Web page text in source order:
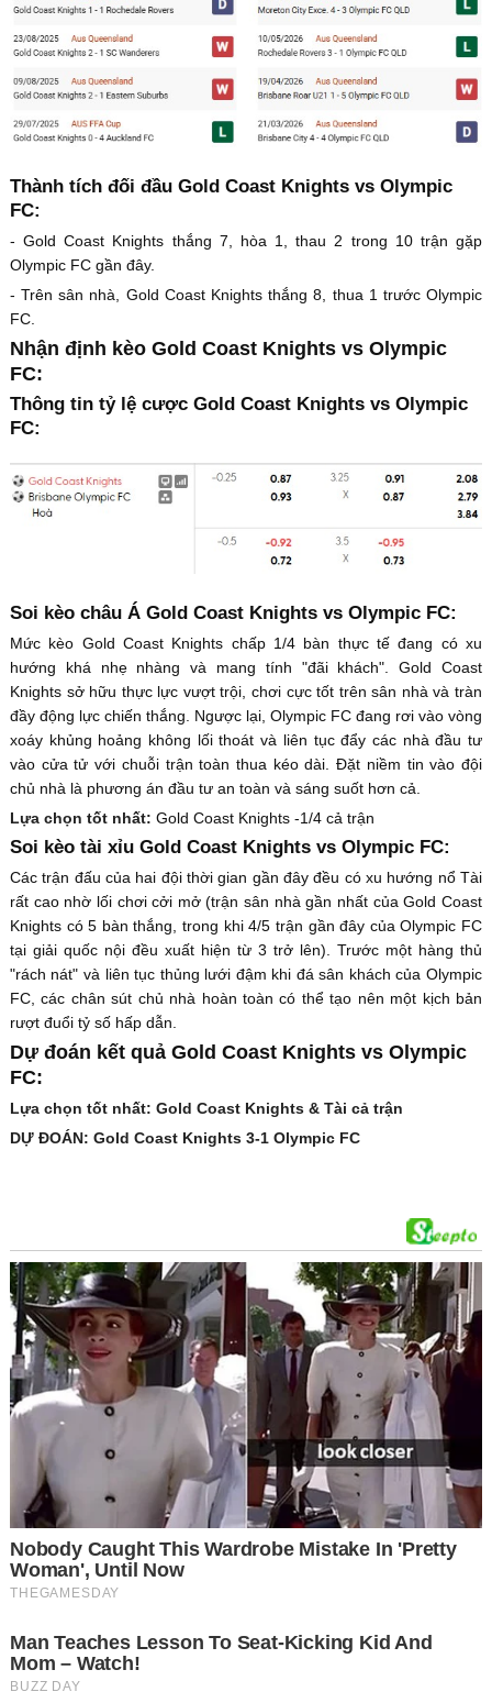
Thành tích đối đầu Gold Coast Knights vs Olympic
FC:
- Gold Coast Knights thắng 7, hòa 1, thau 2 trong 10 trận gặp
Olympic FC gần đây.
- Trên sân nhà, Gold Coast Knights thắng 8, thua 1 trước Olympic
FC.
Nhận định kèo Gold Coast Knights vs Olympic
FC:
Thông tin tỷ lệ cược Gold Coast Knights vs Olympic
FC:
Soi kèo châu Á Gold Coast Knights vs Olympic FC:
Mức kèo Gold Coast Knights chấp 1/4 bàn thực tế đang có xu
hướng khá nhẹ nhàng và mang tính "đãi khách". Gold Coast
Knights sở hữu thực lực vượt trội, chơi cực tốt trên sân nhà và tràn
đầy động lực chiến thắng. Ngược lại, Olympic FC đang rơi vào vòng
xoáy khủng hoảng không lối thoát và liên tục đẩy các nhà đầu tư
vào cửa tử với chuỗi trận toàn thua kéo dài. Đặt niềm tin vào đội
chủ nhà là phương án đầu tư an toàn và sáng suốt hơn cả.
Lựa chọn tốt nhất: Gold Coast Knights -1/4 cả trận
Soi kèo tài xỉu Gold Coast Knights vs Olympic FC:
Các trận đấu của hai đội thời gian gần đây đều có xu hướng nổ Tài
rất cao nhờ lối chơi cởi mở (trận sân nhà gần nhất của Gold Coast
Knights có 5 bàn thắng, trong khi 4/5 trận gần đây của Olympic FC
tại giải quốc nội đều xuất hiện từ 3 trở lên). Trước một hàng thủ
"rách nát" và liên tục thủng lưới đậm khi đá sân khách của Olympic
FC, các chân sút chủ nhà hoàn toàn có thể tạo nên một kịch bản
rượt đuổi tỷ số hấp dẫn.
Dự đoán kết quả Gold Coast Knights vs Olympic
FC:
Lựa chọn tốt nhất: Gold Coast Knights & Tài cả trận
DỰ ĐOÁN: Gold Coast Knights 3-1 Olympic FC